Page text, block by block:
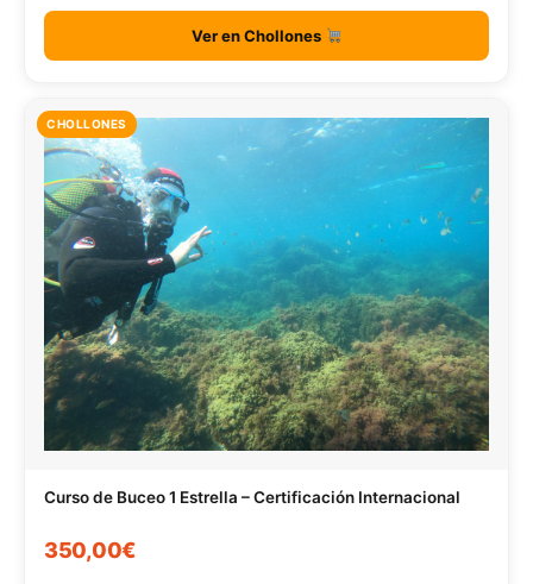
Ver en Chollones
CHOLLONES
Curso de Buceo 1 Estrella – Certificación Internacional
350,00€